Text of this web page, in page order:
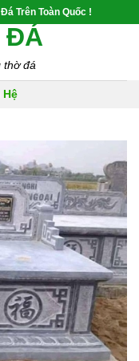
Trên Toàn Quốc !
ĐÁ
thờ đá
Hệ